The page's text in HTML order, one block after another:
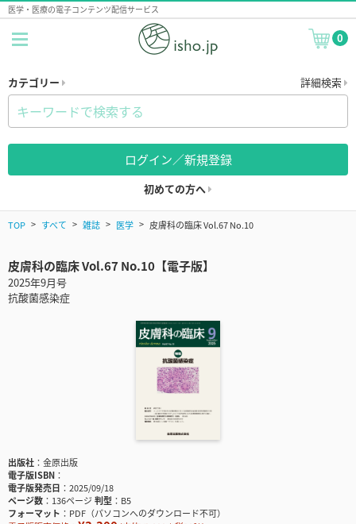
医学・医療の電子コンテンツ配信サービス
0
カテゴリー 詳細検索
ログイン／新規登録
初めての方へ
TOP すべて 雑誌 医学 皮膚科の臨床 Vol.67 No.10
皮膚科の臨床 Vol.67 No.10【電子版】
2025年9月号
抗酸菌感染症
出版社
金原出版
電子版ISBN
電子版発売日
2025/09/18
ページ数
136ページ判型
B5
フォーマット
PDF（パソコンへのダウンロード不可）